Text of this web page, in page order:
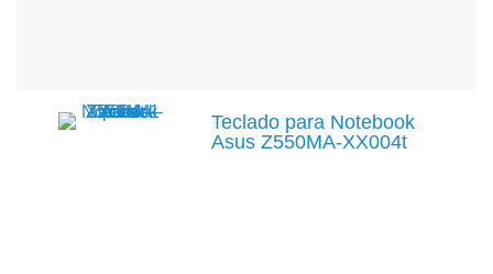
Teclado para Notebook
Asus Z550MA-XX004t